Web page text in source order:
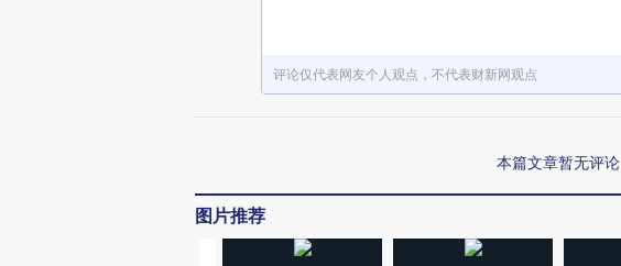
评论仅代表网友个人观点，不代表财新网观点
本篇文章暂无评论
图片推荐